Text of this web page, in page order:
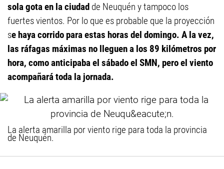
sola gota en la ciudad de Neuquén y tampoco los
fuertes vientos. Por lo que es probable que la proyección
se haya corrido para estas horas del domingo. A la vez,
las ráfagas máximas no lleguen a los 89 kilómetros por
hora, como anticipaba el sábado el SMN, pero el viento
acompañará toda la jornada.
La alerta amarilla por viento rige para toda la provincia
de Neuquén.